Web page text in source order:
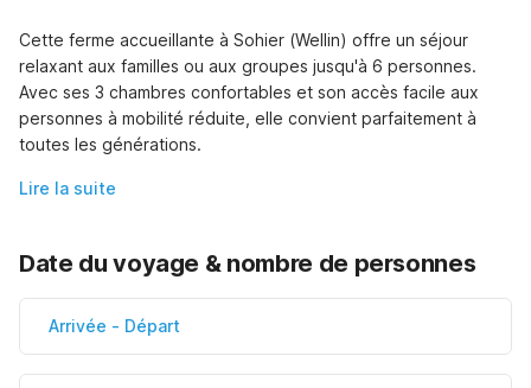
Cette ferme accueillante à Sohier (Wellin) offre un séjour
relaxant aux familles ou aux groupes jusqu'à 6 personnes.
Avec ses 3 chambres confortables et son accès facile aux
personnes à mobilité réduite, elle convient parfaitement à
toutes les générations.
Lire la suite
Date du voyage & nombre de personnes
Arrivée - Départ